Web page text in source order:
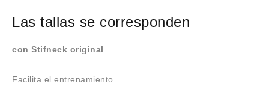
Las tallas se corresponden
con Stifneck original
Facilita el entrenamiento